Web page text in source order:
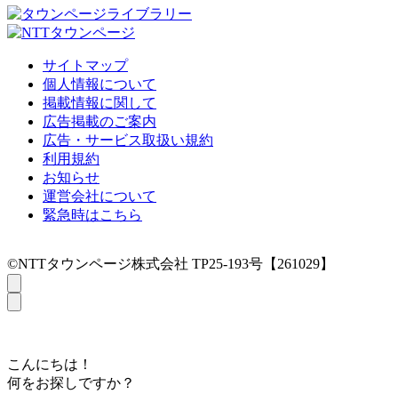
サイトマップ
個人情報について
掲載情報に関して
広告掲載のご案内
広告・サービス取扱い規約
利用規約
お知らせ
運営会社について
緊急時はこちら
©NTTタウンページ株式会社 TP25-193号【261029】
こんにちは！
何をお探しですか？